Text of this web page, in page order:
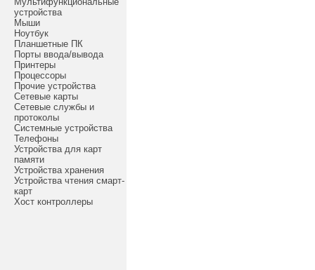
устройства
Мыши
Ноутбук
Планшетные ПК
Порты ввода/вывода
Принтеры
Процессоры
Прочие устройства
Сетевые карты
Сетевые службы и
протоколы
Системные устройства
Телефоны
Устройства для карт
памяти
Устройства хранения
Устройства чтения смарт-
карт
Хост контроллеры